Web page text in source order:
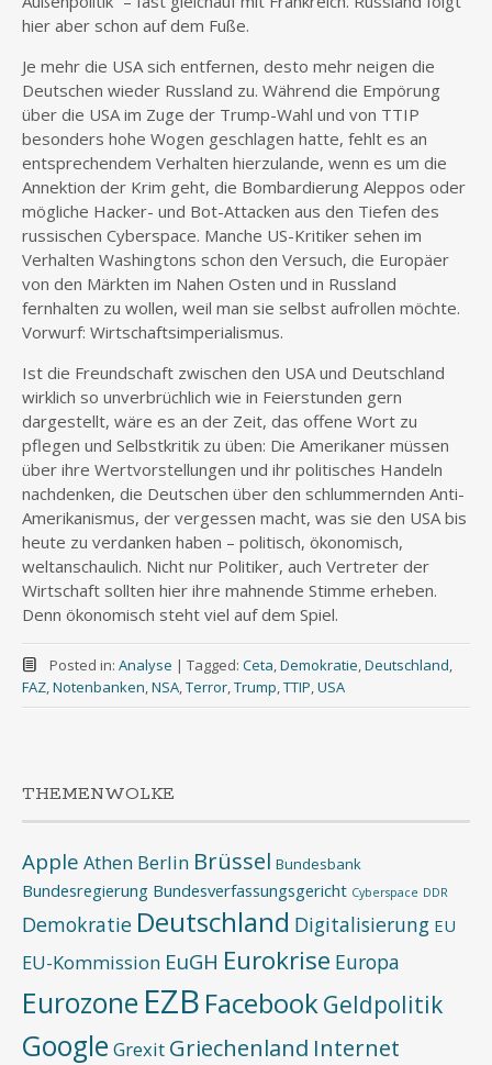
hier aber schon auf dem Fuße.
Je mehr die USA sich entfernen, desto mehr neigen die
Deutschen wieder Russland zu. Während die Empörung
über die USA im Zuge der Trump-Wahl und von TTIP
besonders hohe Wogen geschlagen hatte, fehlt es an
entsprechendem Verhalten hierzulande, wenn es um die
Annektion der Krim geht, die Bombardierung Aleppos oder
mögliche Hacker- und Bot-Attacken aus den Tiefen des
russischen Cyberspace. Manche US-Kritiker sehen im
Verhalten Washingtons schon den Versuch, die Europäer
von den Märkten im Nahen Osten und in Russland
fernhalten zu wollen, weil man sie selbst aufrollen möchte.
Vorwurf: Wirtschaftsimperialismus.
Ist die Freundschaft zwischen den USA und Deutschland
wirklich so unverbrüchlich wie in Feierstunden gern
dargestellt, wäre es an der Zeit, das offene Wort zu
pflegen und Selbstkritik zu üben: Die Amerikaner müssen
über ihre Wertvorstellungen und ihr politisches Handeln
nachdenken, die Deutschen über den schlummernden Anti-
Amerikanismus, der vergessen macht, was sie den USA bis
heute zu verdanken haben – politisch, ökonomisch,
weltanschaulich. Nicht nur Politiker, auch Vertreter der
Wirtschaft sollten hier ihre mahnende Stimme erheben.
Denn ökonomisch steht viel auf dem Spiel.
Posted in: Analyse | Tagged: Ceta,Demokratie,Deutschland,
FAZ,Notenbanken,NSA,Terror,Trump,TTIP,USA
THEMENWOLKE
Apple Athen Berlin Brüssel Bundesbank
Bundesregierung Bundesverfassungsgericht Cyberspace DDR
Demokratie Deutschland Digitalisierung EU
EU-Kommission EuGH Eurokrise Europa
Eurozone EZB FacebookGeldpolitik
Google Grexit Griechenland Internet